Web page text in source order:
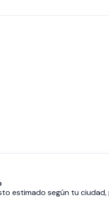
estimado según tu